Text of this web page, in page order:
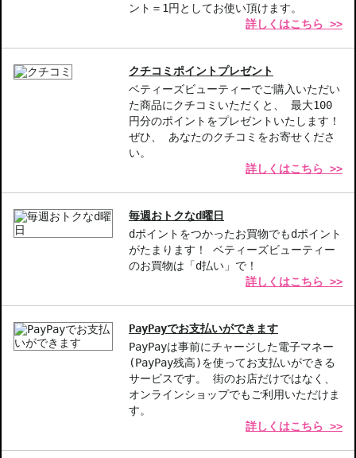
【こんな方へおすすめ】
肌の悩みを抱える方、特にシミや跡が気になる方
メイク崩れが気になる方、長時間の潤いを求める方
商品番号：15811121
JAN/UPC：3337875863377
ント＝1円としてお使い頂けます。
詳しくはこちら >>
クチコミポイントプレゼント
ベティーズビューティーでご購入いただい
た商品にクチコミいただくと、 最大100
円分のポイントをプレゼントいたします！
ぜひ、 あなたのクチコミをお寄せくださ
い。
詳しくはこちら >>
毎週おトクなd曜日
dポイントをつかったお買物でもdポイント
がたまります！ ベティーズビューティー
のお買物は「d払い」で！
詳しくはこちら >>
PayPayでお支払いができます
PayPayは事前にチャージした電子マネー
(PayPay残高)を使ってお支払いができる
サービスです。 街のお店だけではなく、
オンラインショップでもご利用いただけま
す。
詳しくはこちら >>